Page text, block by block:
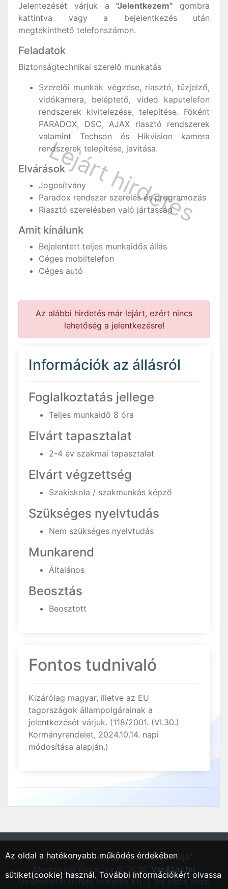
Jelentezését várjuk a"Jelentkezem" gombra
kattintva vagy a bejelentkezés után
megtekinthető telefonszámon.
Feladatok
Biztonságtechnikai szerelő munkatás
Szerelői munkák végzése, riasztó, tűzjelző,
vidókamera, beléptető, videó kaputelefon
rendszerek kivitelezése, telepítése. Főként
PARADOX, DSC, AJAX riasztó rendszerek
valamint Techson és Hikvision kamera
rendszerek telepítése, javítása.
Elvárások
Jogosítvány
Paradox rendszer szerelés és programozás
Riasztó szerelésben való jártasság
Amit kínálunk
Bejelentett teljes munkaidős állás
Céges mobiltelefon
Céges autó
Az alábbi hirdetés már lejárt, ezért nincs
lehetőség a jelentkezésre!
Információk az állásról
Foglalkoztatás jellege
Teljes munkaidő 8 óra
Elvárt tapasztalat
2-4 év szakmai tapasztalat
Elvárt végzettség
Szakiskola / szakmunkás képző
Szükséges nyelvtudás
Nem szükséges nyelvtudás
Munkarend
Általános
Beosztás
Beosztott
Fontos tudnivaló
Kizárólag magyar, illetve az EU
tagországok állampolgárainak a
jelentkezését várjuk. (118/2001. (VI.30.)
Kormányrendelet, 2024.10.14. napi
módosítása alapján.)
"Vác, Pest vármegyei régió állásportálja"
Minden jog fentartva © 2026. VacAllas.hu
Üzemeltető: IT-Nav Hungary Kft. | "Az elsők közé
Az oldal a hatékonyabb működés érdekében
sütiket(cookie) használ. További információkért olvassa